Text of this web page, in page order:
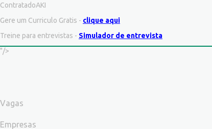
ContratadoAKI
Gere um Curriculo Gratis - clique aqui
Treine para entrevistas - Simulador de entrevista
"/>
Vagas
Empresas